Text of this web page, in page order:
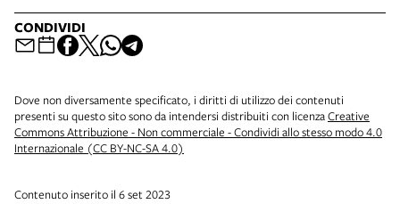
CONDIVIDI
Dove non diversamente specificato, i diritti di utilizzo dei contenuti
presenti su questo sito sono da intendersi distribuiti con licenzaCreative
Commons Attribuzione - Non commerciale - Condividi allo stesso modo 4.0
Internazionale (CC BY-NC-SA 4.0)
Contenuto inserito il 6 set 2023